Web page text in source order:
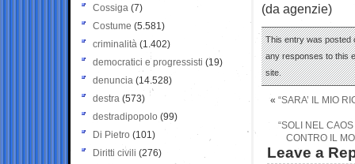
(da agenzie)
This entry was posted
any responses to this
site.
« “SARA’ IL MIO
“SOLI NEL
CONTRO IL
Leave a
Cossiga (7)
Costume (5.581)
criminalità (1.402)
democratici e progressisti (19)
denuncia (14.528)
destra (573)
destradipopolo (99)
Di Pietro (101)
Diritti civili (276)